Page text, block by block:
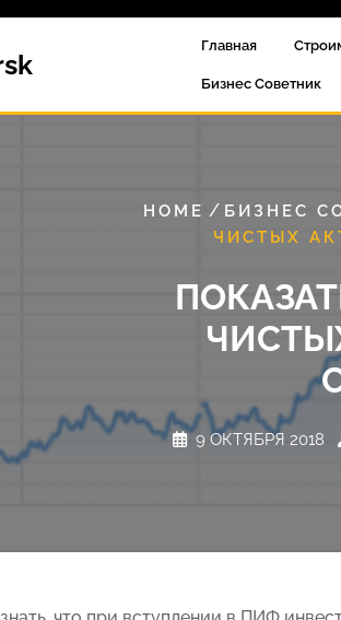
Главная
Бизнес Советник
HOME / БИЗНЕС
ЧИСТЫХ
9 ОКТЯБРЯ 2018